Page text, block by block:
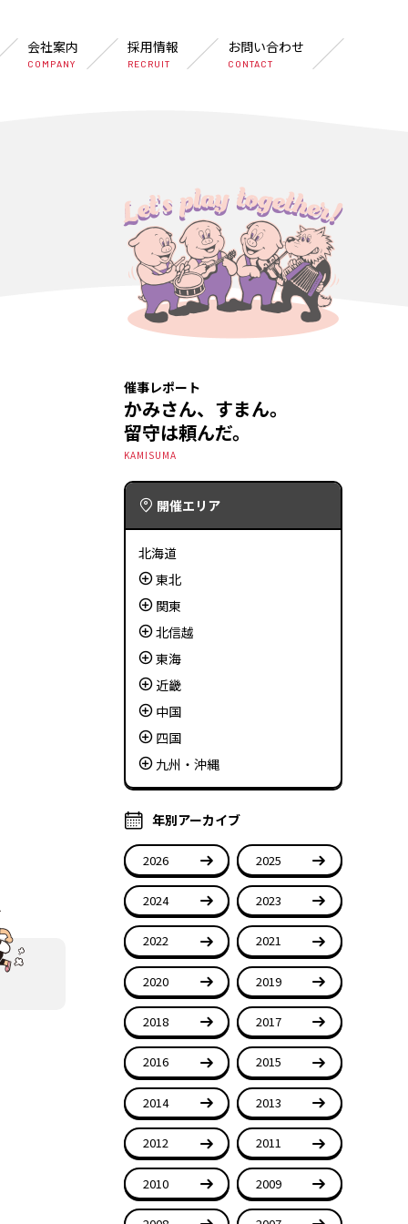
会社案内
COMPANY
採用情報
RECRUIT
お問い合わせ
CONTACT
催事レポート
かみさん、すまん。
留守は頼んだ。
KAMISUMA
開催エリア
北海道
東北
関東
北信越
東海
近畿
中国
四国
九州・沖縄
年別アーカイブ
2026 2025
2024 2023
2022 2021
2020 2019
2018 2017
2016 2015
2014 2013
2012 2011
2010 2009